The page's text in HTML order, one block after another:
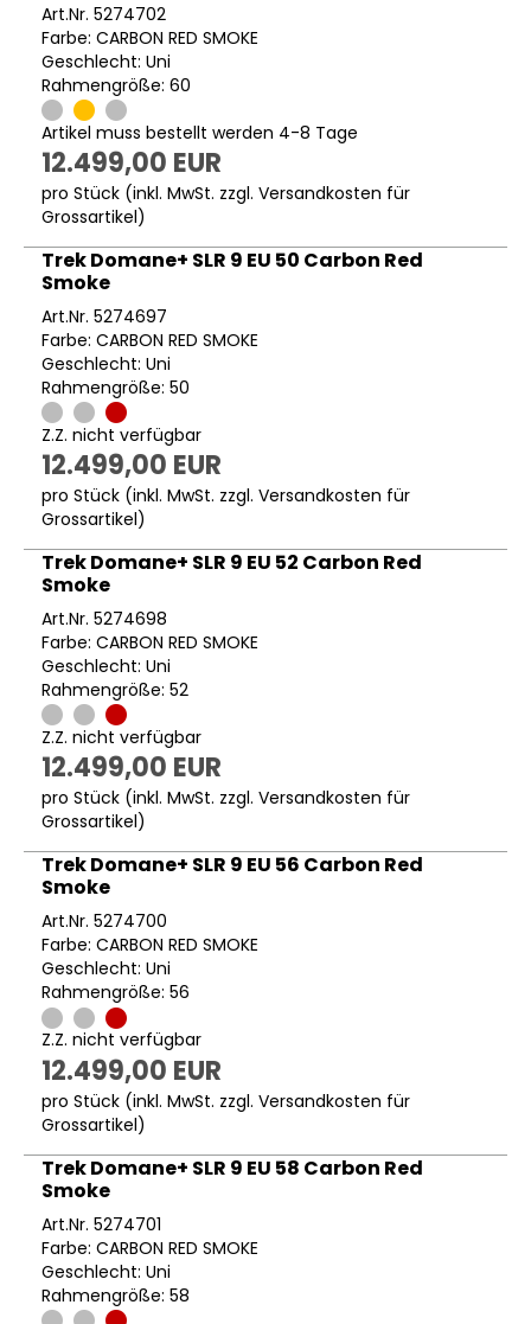
Art.Nr. 5274702
Farbe: CARBON RED SMOKE
Geschlecht: Uni
Rahmengröße: 60
Artikel muss bestellt werden 4-8 Tage
12.499,00 EUR
pro Stück (inkl. MwSt. zzgl. Versandkosten für
Grossartikel)
Trek Domane+ SLR 9 EU 50 Carbon Red
Smoke
Art.Nr. 5274697
Farbe: CARBON RED SMOKE
Geschlecht: Uni
Rahmengröße: 50
Z.Z. nicht verfügbar
12.499,00 EUR
pro Stück (inkl. MwSt. zzgl. Versandkosten für
Grossartikel)
Trek Domane+ SLR 9 EU 52 Carbon Red
Smoke
Art.Nr. 5274698
Farbe: CARBON RED SMOKE
Geschlecht: Uni
Rahmengröße: 52
Z.Z. nicht verfügbar
12.499,00 EUR
pro Stück (inkl. MwSt. zzgl. Versandkosten für
Grossartikel)
Trek Domane+ SLR 9 EU 56 Carbon Red
Smoke
Art.Nr. 5274700
Farbe: CARBON RED SMOKE
Geschlecht: Uni
Rahmengröße: 56
Z.Z. nicht verfügbar
12.499,00 EUR
pro Stück (inkl. MwSt. zzgl. Versandkosten für
Grossartikel)
Trek Domane+ SLR 9 EU 58 Carbon Red
Smoke
Art.Nr. 5274701
Farbe: CARBON RED SMOKE
Geschlecht: Uni
Rahmengröße: 58